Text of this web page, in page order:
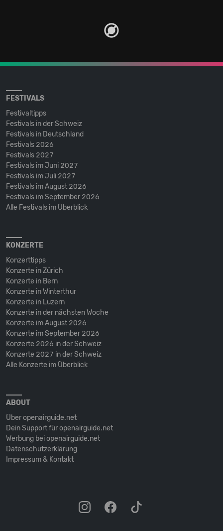
FESTIVALS
Festivaltipps
Festivals in der Schweiz
Festivals in Deutschland
Festivals 2026
Festivals 2027
Festivals im Juni 2027
Festivals im Juli 2027
Festivals im August 2026
Festivals im September 2026
Alle Festivals im Überblick
KONZERTE
Konzerttipps
Konzerte in Zürich
Konzerte in Bern
Konzerte in Winterthur
Konzerte in Luzern
Konzerte in der nächsten Woche
Konzerte im August 2026
Konzerte im September 2026
Konzerte 2026 in der Schweiz
Konzerte 2027 in der Schweiz
Alle Konzerte im Überblick
ABOUT
Über openairguide.net
Dein Support für openairguide.net
Werbung bei openairguide.net
Datenschutz­erklärung
Impressum & Kontakt